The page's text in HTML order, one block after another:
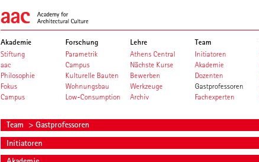
Akademie
Stiftung
aac
Philosophie
Fokus
Campus
Forschung
Parametrik
Campus
Kulturelle Bauten
Wohnungsbau
Low-Consumption
Lehre
Athens Central
Nächste Kurse
Bewerben
Werkzeuge
Archiv
Team
Initiatoren
Akademie
Dozenten
Gastprofessoren
Fachexperten
Team > Gastprofessoren
Initiatoren